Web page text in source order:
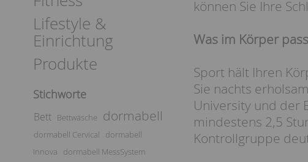
Lifestyle &
Einrichtung
Produkte
Stichworte
Bett Bettwäsche dormabell
dormabell Cervical
dormabell
Innova
dormabell MessSystem
können Sie Ihre
Was im Körper
Sport hält Ihren
Sie nachts
University und der
mindestens 2,5
Kontrollgruppe